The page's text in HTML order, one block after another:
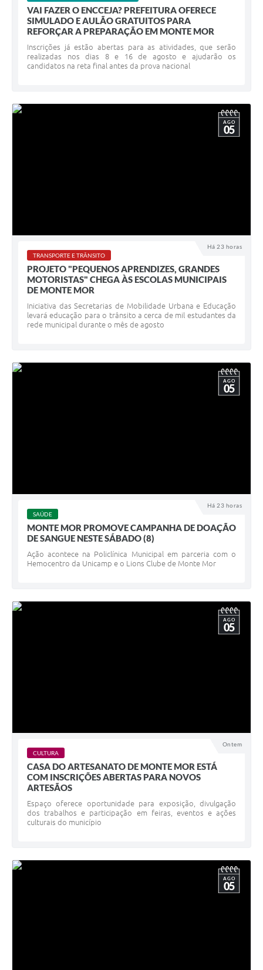
VAI FAZER O ENCCEJA? PREFEITURA OFERECE
SIMULADO E AULÃO GRATUITOS PARA
REFORÇAR A PREPARAÇÃO EM MONTE MOR
Inscrições já estão abertas para as atividades, que serão
realizadas nos dias 8 e 16 de agosto e ajudarão os
candidatos na reta final antes da prova nacional
Há 23 horas
AGO
05
TRANSPORTE E TRÂNSITO
PROJETO "PEQUENOS APRENDIZES, GRANDES
MOTORISTAS" CHEGA ÀS ESCOLAS MUNICIPAIS
DE MONTE MOR
Iniciativa das Secretarias de Mobilidade Urbana e Educação
levará educação para o trânsito a cerca de mil estudantes da
rede municipal durante o mês de agosto
Há 23 horas
AGO
05
SAÚDE
MONTE MOR PROMOVE CAMPANHA DE DOAÇÃO
DE SANGUE NESTE SÁBADO (8)
Ação acontece na Policlínica Municipal em parceria com o
Hemocentro da Unicamp e o Lions Clube de Monte Mor
Ontem
AGO
05
CULTURA
CASA DO ARTESANATO DE MONTE MOR ESTÁ
COM INSCRIÇÕES ABERTAS PARA NOVOS
ARTESÃOS
Espaço oferece oportunidade para exposição, divulgação
dos trabalhos e participação em feiras, eventos e ações
culturais do município
AGO
05